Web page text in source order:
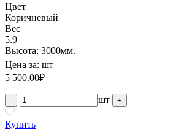
Цвет
Коричневый
Вес
5.9
Высота: 3000мм.
Цена за: шт
5 500.00₽
- шт +
Купить